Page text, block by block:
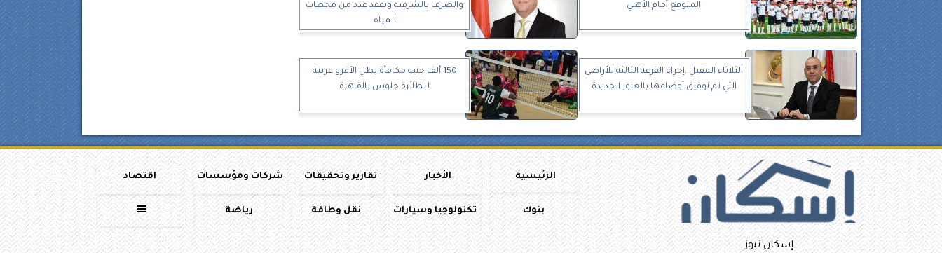
المتوقع أمام الأهلي
والصرف بالشرقية وتفقد عدد من محطات
المياه
الثلاثاء المقبل..إجراء القرعة الثالثة للأراضي
التي تم توفيق أوضاعها بالعبور الجديدة
150 ألف جنيه مكافأة بطل الأفرو عربية
للطائرة جلوس بالقاهرة
إسكان نيوز
الرئيسية الأخبار تقارير وتحقيقات شركات ومؤسسات اقتصاد
بنوك تكنولوجيا وسيارات نقل وطاقة رياضة 